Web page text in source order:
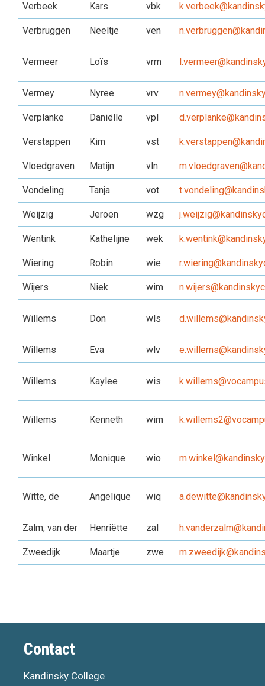
Verbeek Kars vbk
Verbruggen Neeltje ven
Vermeer Loïs vrm
Vermey Nyree vrv
Verplanke Daniëlle vpl
Verstappen Kim vst
Vloedgraven Matijn vln
Vondeling Tanja vot
Weijzig Jeroen wzg
Wentink Kathelijne wek
Wiering Robin wie
Wijers Niek wim
Willems Don wls
Willems Eva wlv
Willems Kaylee wis
Willems Kenneth wim
Winkel Monique wio
Witte, de Angelique wiq
Zalm, van der Henriëtte zal
Zweedijk Maartje zwe
Contact
Kandinsky College